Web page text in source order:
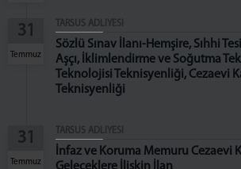
Cumhuriyet Başsavcı Vekilleri
C. Başsavcılığı Birimleri
MAHKEMELER
KOMİSYON
Komisyon Üyeleri
31
Temmuz
TARSUS ADLİYESİ
Sözlü Sınav İlanı-Hemşire, Sıhhi
Aşçı, İklimlendirme ve Soğutma
Teknolojisi Teknisyenliği, Cezaevi
Teknisyenliği
31
Temmuz
TARSUS ADLİYESİ
İnfaz ve Koruma Memuru Cezaevi